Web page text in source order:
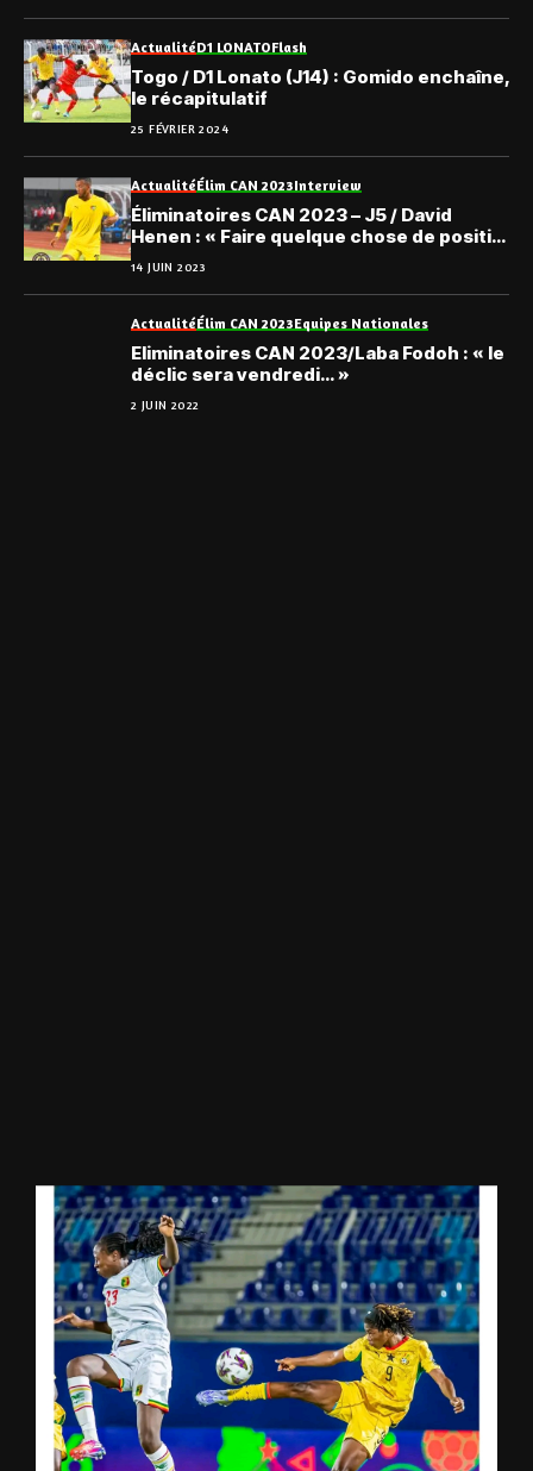
ActualitéD1 LONATOFlash
Togo / D1 Lonato (J14) : Gomido enchaîne,
le récapitulatif
25 FÉVRIER 2024
ActualitéÉlim CAN 2023Interview
Éliminatoires CAN 2023 – J5 / David
Henen : « Faire quelque chose de positif,
être sérieux… »
14 JUIN 2023
ActualitéÉlim CAN 2023Equipes Nationales
Eliminatoires CAN 2023/Laba Fodoh : « le
déclic sera vendredi… »
2 JUIN 2022